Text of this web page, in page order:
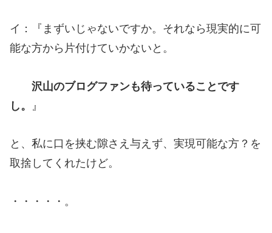
イ：『まずいじゃないですか。それなら現実的に可
能な方から片付けていかないと。
沢山のブログファンも待っていることです
し。
』
と、私に口を挟む隙さえ与えず、実現可能な方？を
取捨してくれたけど。
・・・・・。